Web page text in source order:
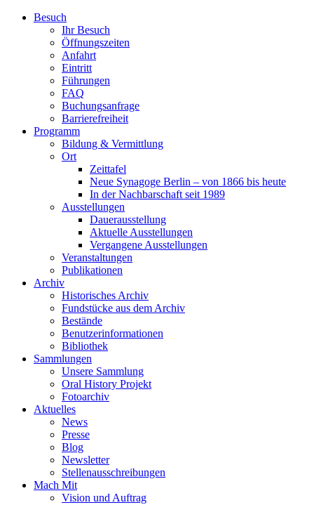
Zum
Besuch
Ihr Besuch
Öffnungszeiten
Anfahrt
Eintritt
Führungen
FAQ
Buchungsanfrage
Barrierefreiheit
Programm
Bildung & Vermittlung
Ort
Zeittafel
Neue Synagoge Berlin – von 1866 bis heute
In der Nachbarschaft seit 1989
Ausstellungen
Dauerausstellung
Aktuelle Ausstellungen
Vergangene Ausstellungen
Veranstaltungen
Publikationen
Archiv
Historisches Archiv
Fundstücke aus dem Archiv
Bestände
Benutzerinformationen
Bibliothek
Sammlungen
Unsere Sammlung
Oral History Projekt
Fotoarchiv
Aktuelles
News
Presse
Blog
Newsletter
Stellenausschreibungen
Mach Mit
Vision und Auftrag